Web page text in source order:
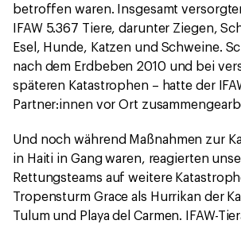
betroffen waren. Insgesamt
IFAW 5.367 Tiere, darunter Ziegen,
Esel, Hunde, Katzen und Schweine.
nach dem Erdbeben 2010 und bei
späteren Katastrophen – hatte der
Partner:innen vor Ort
Und noch während Maßnahmen zur
in Haiti in Gang waren, reagierten
Rettungsteams auf weitere
Tropensturm Grace als Hurrikan der
Tulum und Playa del Carmen. IFAW-